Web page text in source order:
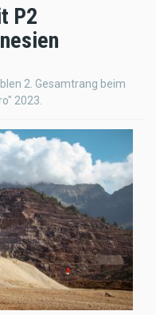
P2
2. Gesamtrang beim
2023.